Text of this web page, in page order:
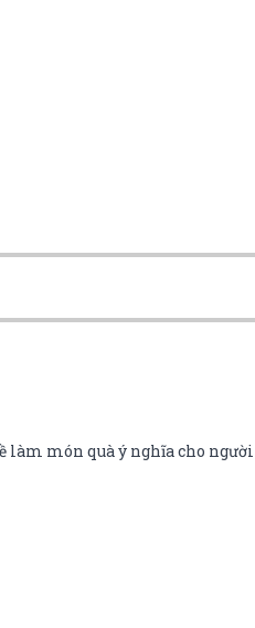
làm món quà ý nghĩa cho